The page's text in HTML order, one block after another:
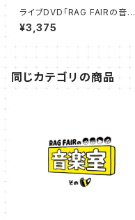
ライブDVD「RAG FAIRの音楽
室その4」25％オフSALE
¥3,375
同じカテゴリの商品